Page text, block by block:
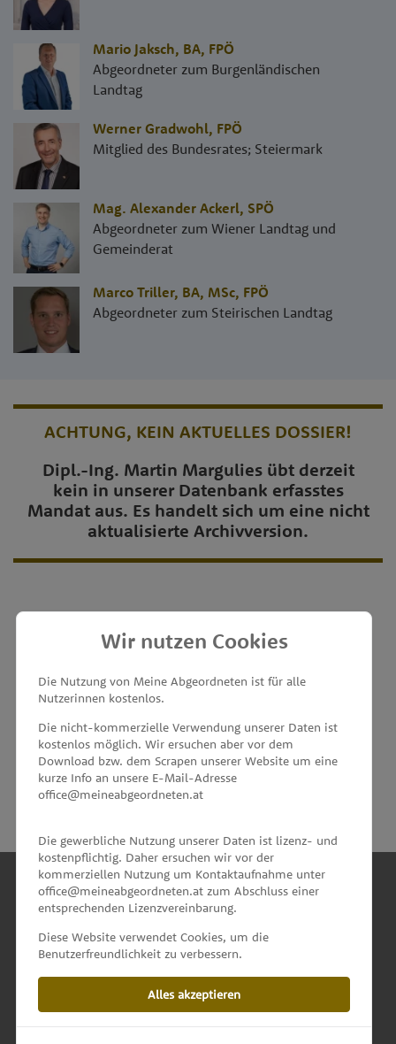
Mario Jaksch, BA, FPÖ
Abgeordneter zum Burgenländischen
Landtag
Werner Gradwohl, FPÖ
Mitglied des Bundesrates; Steiermark
Mag. Alexander Ackerl, SPÖ
Abgeordneter zum Wiener Landtag und
Gemeinderat
Marco Triller, BA, MSc, FPÖ
Abgeordneter zum Steirischen Landtag
ACHTUNG, KEIN AKTUELLES DOSSIER!
Dipl.-Ing. Martin Margulies übt derzeit
kein in unserer Datenbank erfasstes
Mandat aus. Es handelt sich um eine nicht
aktualisierte Archivversion.
MEINE ABGEORDNETEN
unterstützt von
IMPRESSUM & KONTAKT
Wir nutzen Cookies
Die Nutzung von Meine Abgeordneten ist für alle
Nutzerinnen kostenlos.
Die nicht-kommerzielle Verwendung unserer Daten ist
kostenlos möglich. Wir ersuchen aber vor dem
Download bzw. dem Scrapen unserer Website um eine
kurze Info an unsere E-Mail-Adresse
office@meineabgeordneten.at
Die gewerbliche Nutzung unserer Daten ist lizenz- und
kostenpflichtig. Daher ersuchen wir vor der
kommerziellen Nutzung um Kontaktaufnahme unter
office@meineabgeordneten.at zum Abschluss einer
entsprechenden Lizenzvereinbarung.
Diese Website verwendet Cookies, um die
Benutzerfreundlichkeit zu verbessern.
Alles akzeptieren